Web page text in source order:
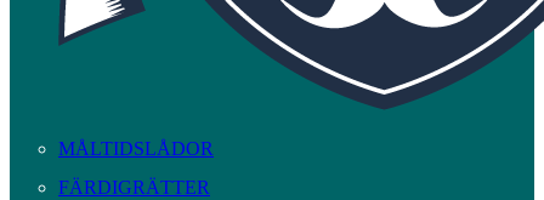
MÅLTIDSLÅDOR
FÄRDIGRÄTTER